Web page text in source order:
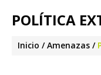
POLÍTICA
Inicio Amenazas